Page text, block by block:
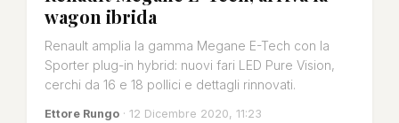
wagon ibrida
Renault amplia la gamma Megane E-Tech con la
Sporter plug-in hybrid: nuovi fari LED Pure Vision,
cerchi da 16 e 18 pollici e dettagli rinnovati.
Ettore Rungo · 12 Dicembre 2020, 11:23